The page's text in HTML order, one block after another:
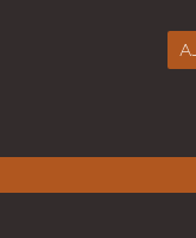
AJOUTER AU PANIER